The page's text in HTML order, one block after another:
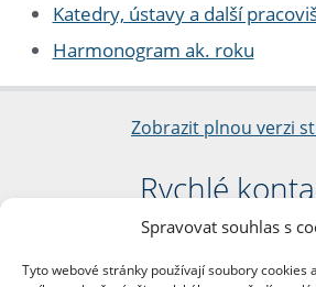
Spravovat souhlas s
Tyto webové stránky používají soubory cookies
Katedry, ústavy a další
Harmonogram ak. roku
Zobrazit plnou verzi
Rychlé
Filozofická
nám. Jana Palacha